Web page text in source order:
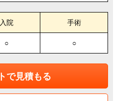
入院 手術
○ ○
で見積もる